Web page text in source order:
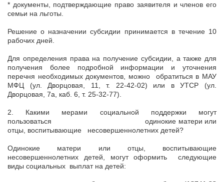
* документы, подтверждающие право заявителя и членов его
семьи на льготы.
Решение о назначении субсидии принимается в течение 10
рабочих дней.
Для определения права на получение субсидии, а также для
получения более подробной информации и уточнения
перечня необходимых документов, можно обратиться в МАУ
МФЦ (ул. Дворцовая, 11, т. 22-42-02) или в УТСР (ул.
Дворцовая, 7а, каб. 6, т. 25-32-77).
2. Какими мерами социальной поддержки могут
пользоваться одинокие матери или
отцы, воспитывающие несовершеннолетних детей?
Одинокие матери или отцы, воспитывающие
несовершеннолетних детей, могут оформить следующие
виды социальных выплат на детей: